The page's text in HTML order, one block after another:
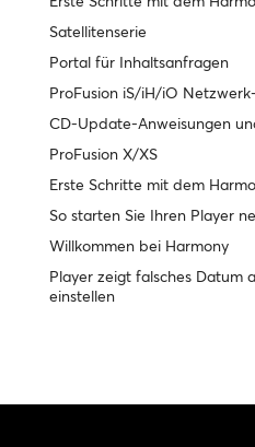
Satellitenserie
Portal für Inhaltsanfragen
ProFusion iS/iH/iO
CD-Update-Anweisungen
ProFusion X/XS
Erste Schritte mit dem
So starten Sie Ihren Player
Willkommen bei Harmony
Player zeigt falsches Datum
einstellen